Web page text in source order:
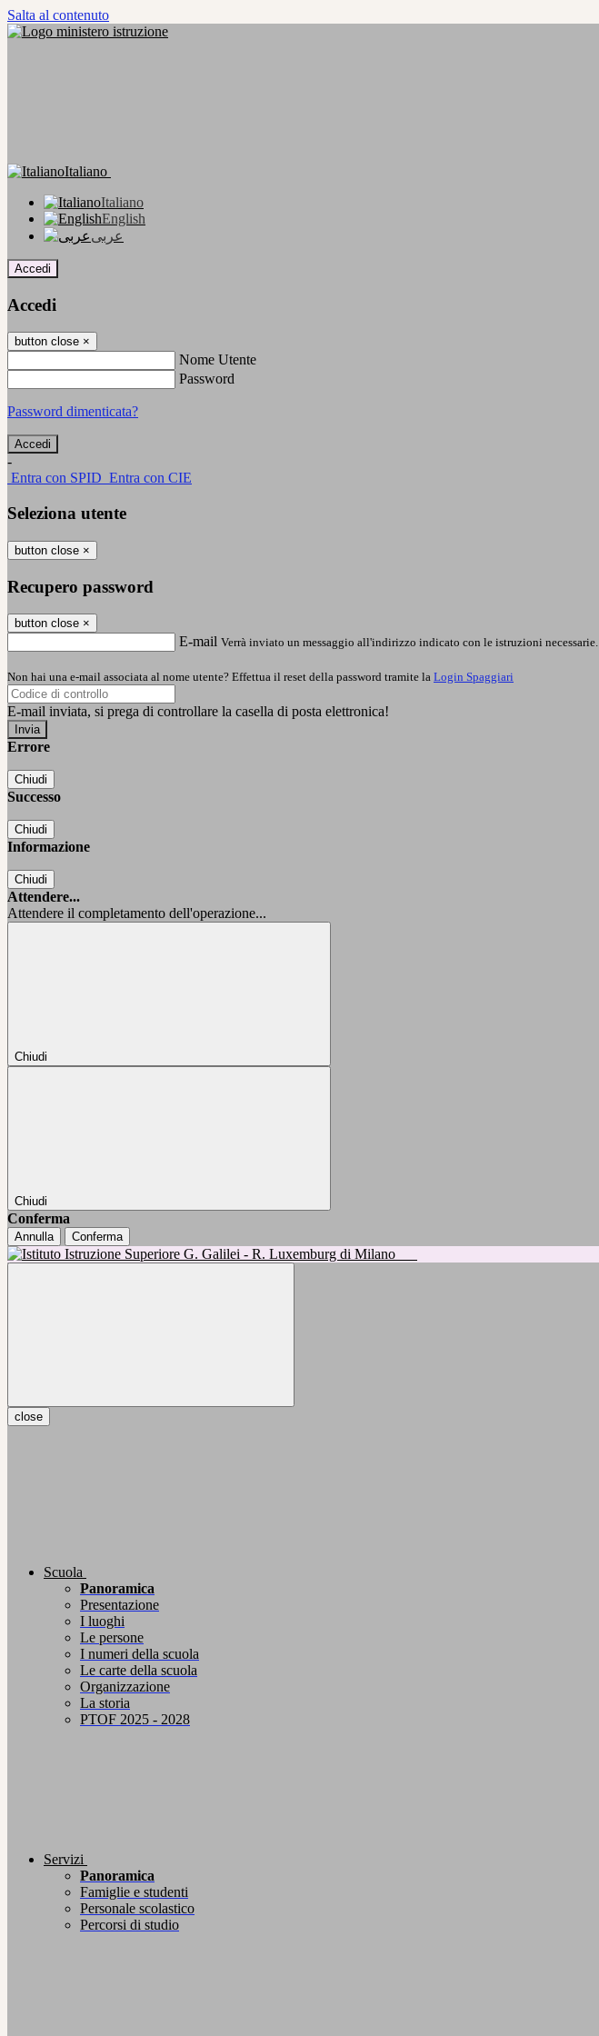
Salta al contenuto
Italiano
Italiano
English
عربى
Accedi
Accedi
button close ×
Nome Utente
Password
Password dimenticata?
-
Entra con SPID Entra con CIE
Seleziona utente
button close ×
Recupero password
button close ×
E-mail Verrà inviato un messaggio all'indirizzo indicato con le istruzioni necessarie.
Non hai una e-mail associata al nome utente? Effettua il reset della password tramite la Login Spaggiari
E-mail inviata, si prega di controllare la casella di posta elettronica!
Errore
Chiudi
Successo
Chiudi
Informazione
Chiudi
Attendere...
Attendere il completamento dell'operazione...
Chiudi
Chiudi
Conferma
Annulla Conferma
close
Scuola
Panoramica
Presentazione
I luoghi
Le persone
I numeri della scuola
Le carte della scuola
Organizzazione
La storia
PTOF 2025 - 2028
Servizi
Panoramica
Famiglie e studenti
Personale scolastico
Percorsi di studio